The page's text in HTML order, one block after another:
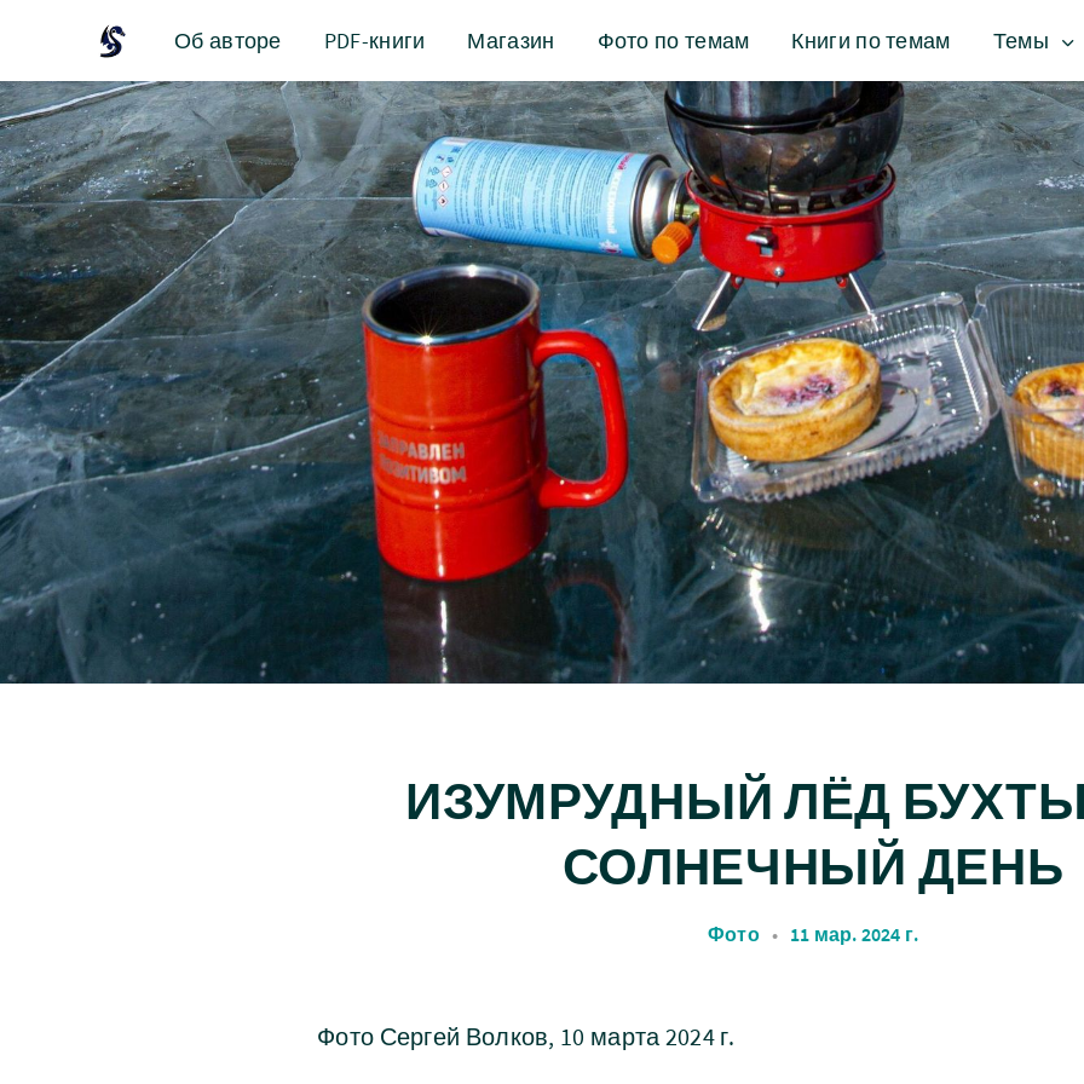
Об авторе PDF-книги Магазин Фото по темам Книги по темам Темы
ИЗУМРУДНЫЙ ЛЁД
СОЛНЕЧНЫЙ ДЕНЬ
Фото • 11 мар. 2024 г.
Фото Сергей Волков, 10 марта 2024 г.